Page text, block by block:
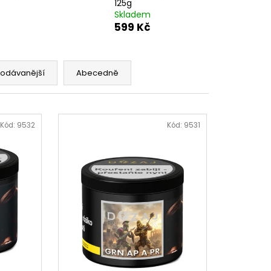
125g
Skladem
599 Kč
Abecedně
Kód: 9532 Kód: 9531